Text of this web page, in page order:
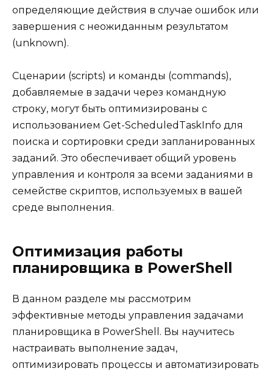
определяющие действия в случае ошибок или
завершения с неожиданным результатом
(unknown).
Сценарии (scripts) и команды (commands),
добавляемые в задачи через командную
строку, могут быть оптимизированы с
использованием Get-ScheduledTaskInfo для
поиска и сортировки среди запланированных
заданий. Это обеспечивает общий уровень
управления и контроля за всеми заданиями в
семействе скриптов, используемых в вашей
среде выполнения.
Оптимизация работы
планировщика в PowerShell
В данном разделе мы рассмотрим
эффективные методы управления задачами
планировщика в PowerShell. Вы научитесь
настраивать выполнение задач,
оптимизировать процессы и автоматизировать